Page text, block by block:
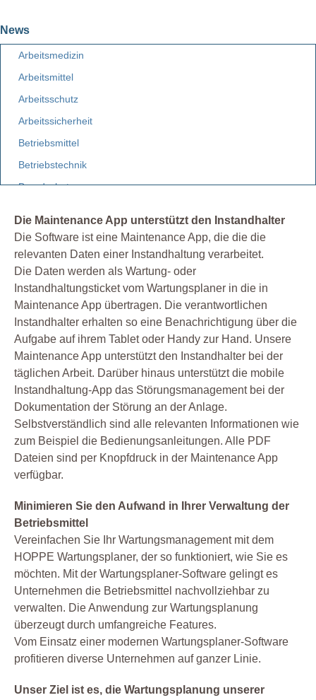
News
Arbeitsmedizin
Arbeitsmittel
Arbeitsschutz
Arbeitssicherheit
Betriebsmittel
Betriebstechnik
Brandschutz
Etiketten
Facility Management
Fuhrpark
Gebäudemanagement
Gefahrstoff
Gefährdungsbeurteilung
Gesetz
Instandhaltung
Leiterprüfung
Organisation
Produktion
Prüfen
Prüfung
Prüfung Arbeitsmittel
Prüfung Fuhrpark
Reparatur
Service
Sicherheit
Sonstiges
Die Maintenance App unterstützt den Instandhalter
Die Software ist eine Maintenance App, die die die
relevanten Daten einer Instandhaltung verarbeitet.
Die Daten werden als Wartung- oder
Instandhaltungsticket vom Wartungsplaner in die in
Maintenance App übertragen. Die verantwortlichen
Instandhalter erhalten so eine Benachrichtigung über die
Aufgabe auf ihrem Tablet oder Handy zur Hand. Unsere
Maintenance App unterstützt den Instandhalter bei der
täglichen Arbeit. Darüber hinaus unterstützt die mobile
Instandhaltung-App das Störungsmanagement bei der
Dokumentation der Störung an der Anlage.
Selbstverständlich sind alle relevanten Informationen wie
zum Beispiel die Bedienungsanleitungen. Alle PDF
Dateien sind per Knopfdruck in der Maintenance App
verfügbar.
Minimieren Sie den Aufwand in Ihrer Verwaltung der
Betriebsmittel
Vereinfachen Sie Ihr Wartungsmanagement mit dem
HOPPE Wartungsplaner, der so funktioniert, wie Sie es
möchten. Mit der Wartungsplaner-Software gelingt es
Unternehmen die Betriebsmittel nachvollziehbar zu
verwalten. Die Anwendung zur Wartungsplanung
überzeugt durch umfangreiche Features.
Vom Einsatz einer modernen Wartungsplaner-Software
profitieren diverse Unternehmen auf ganzer Linie.
Unser Ziel ist es, die Wartungsplanung unserer